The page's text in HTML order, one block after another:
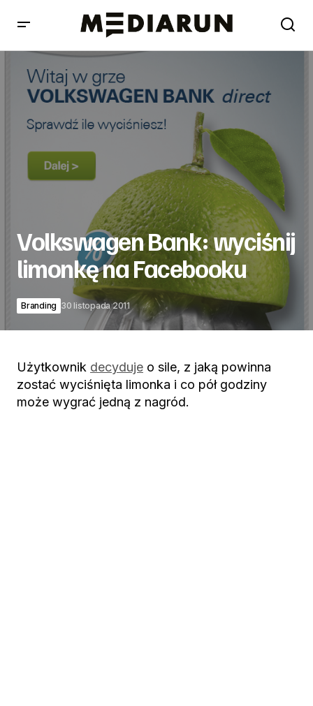
Volkswagen Bank: wyciśnij
limonkę na Facebooku
Branding 30 listopada 2011
Użytkownik decyduje o sile, z jaką powinna
zostać wyciśnięta limonka i co pół godziny
może wygrać jedną z nagród.